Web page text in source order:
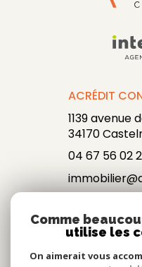
ACRÉDIT
1139 avenue
34170
04 67 56 02
Comme
utilise les
On aimerait vous